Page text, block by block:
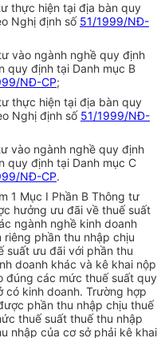
thực hiện tại địa bàn quy
Nghị định số 51/1999/NĐ-
vào ngành nghề quy định
quy định tại Danh mục B
NĐ-CP;
thực hiện tại địa bàn quy
Nghị định số 51/1999/NĐ-
vào ngành nghề quy định
quy định tại Danh mục C
NĐ-CP.
1 Mục I Phần B Thông tư
hưởng ưu đãi về thuế suất
ngành nghề kinh doanh
phần thu nhập chịu
suất ưu đãi với phần thu
doanh khác và kê khai nộp
đúng các mức thuế suất quy
có kinh doanh. Trường hợp
phần thu nhập chịu thuế
thuế suất thuế thu nhập
nhập của cơ sở phải kê khai